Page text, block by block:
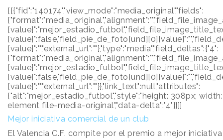
[[{"fid":"140174","view_mode":"media_original","fields":
[value]":"","external_url":""},"type":"media","field_deltas":{"4":
[value]":"","external_url":""}},"link_text":null,"attributes":
{"alt":"mejor_estadio_futbol","style":"height: 308px;
element file-media-original","data-delta":"4"}}]]
Mejor iniciativa comercial de un club
El Valencia C.F. compite por el premio a mejor